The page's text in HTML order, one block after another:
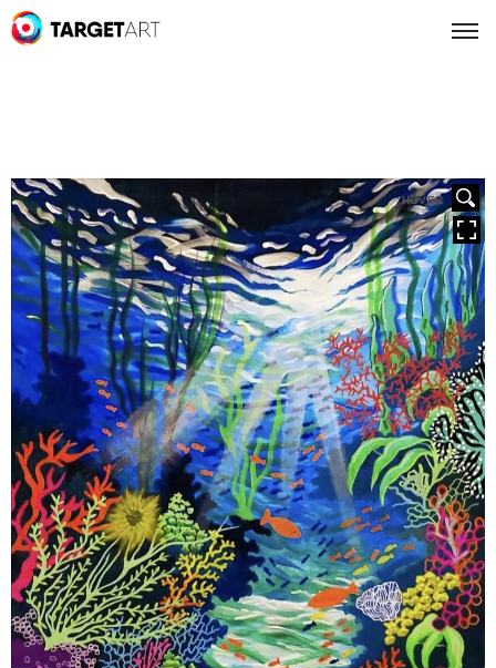
HOVER